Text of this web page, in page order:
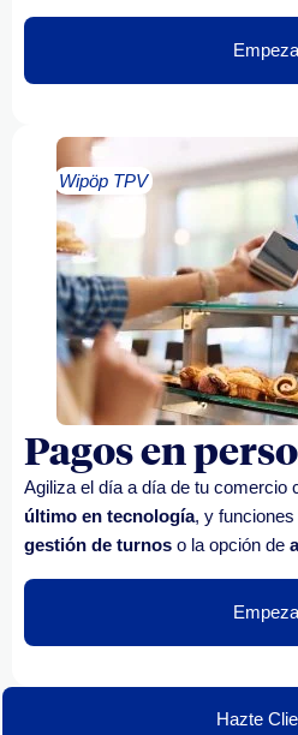
Wipöp TPV
Pagos en
Agiliza el día a día de tu comercio
último en tecnología, y
gestión de turnos o la opción de
Hazte